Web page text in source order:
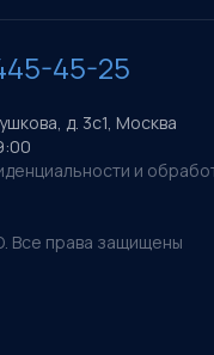
45-25
д. 3с1, Москва
и
Все права защищены